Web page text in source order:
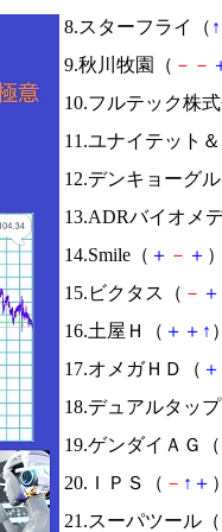
8.スターフライ（ ↑
9.秋川牧園（ － －
10.フルテック株
11.ユナイテット
12.デンキョーグ
13.ADRバイオメ
14.Smile（ ＋ － ＋
15.ビクタス（ － ＋
16.土屋Ｈ（ ＋ ＋ ↑
17.オメガＨＤ（ ＋
18.デュアルタッ
19.ゲンダイＡＧ（
20.ＩＰＳ（ － ↑ ＋
21.スーパツール（